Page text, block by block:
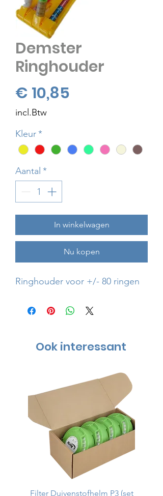
Demster
Ringhouder
€ 10,85
incl.Btw
Kleur*
Aantal *
In winkelwagen
Nu kopen
Ringhouder voor +/- 80 ringen
Ook interessant
Filter Duivenstofhelm P3 (set